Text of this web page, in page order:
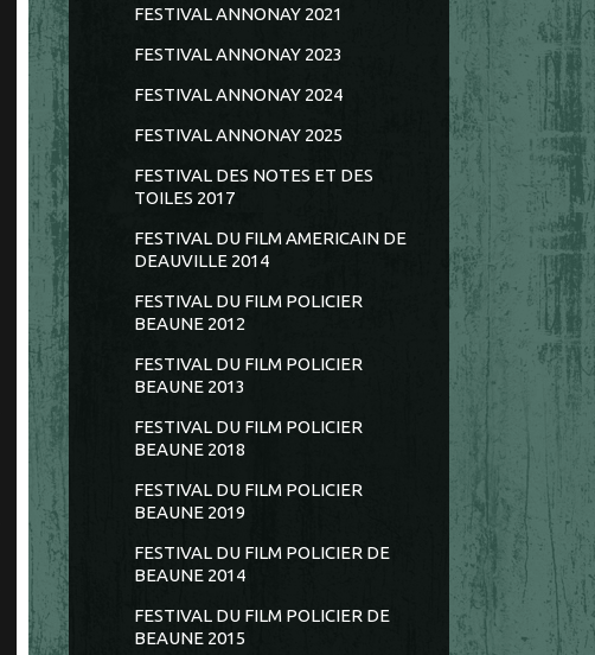
FESTIVAL ANNONAY 2021
FESTIVAL ANNONAY 2023
FESTIVAL ANNONAY 2024
FESTIVAL ANNONAY 2025
FESTIVAL DES NOTES ET DES
TOILES 2017
FESTIVAL DU FILM AMERICAIN DE
DEAUVILLE 2014
FESTIVAL DU FILM POLICIER
BEAUNE 2012
FESTIVAL DU FILM POLICIER
BEAUNE 2013
FESTIVAL DU FILM POLICIER
BEAUNE 2018
FESTIVAL DU FILM POLICIER
BEAUNE 2019
FESTIVAL DU FILM POLICIER DE
BEAUNE 2014
FESTIVAL DU FILM POLICIER DE
BEAUNE 2015